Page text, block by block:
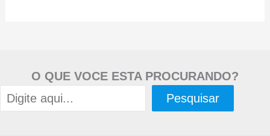
O QUE VOCE ESTA PROCURANDO?
Pesquisar